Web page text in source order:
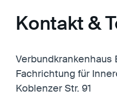
Kontakt &
Fachrichtung für
Koblenzer Str. 91